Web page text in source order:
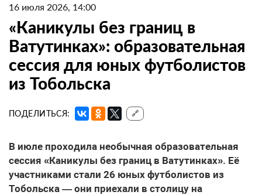
16 июля 2026, 14:00
«Каникулы без границ в
Ватутинках»: образовательная
сессия для юных футболистов
из Тобольска
ПОДЕЛИТЬСЯ: 🔗
В июле проходила необычная образовательная
сессия «Каникулы без границ в Ватутинках». Её
участниками стали 26 юных футболистов из
Тобольска — они приехали в столицу на